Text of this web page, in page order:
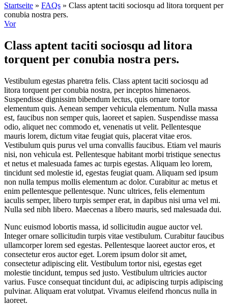
Startseite » FAQs » Class aptent taciti sociosqu ad litora torquent per
conubia nostra pers.
Vor
Class aptent taciti sociosqu ad litora
torquent per conubia nostra pers.
Vestibulum egestas pharetra felis. Class aptent taciti sociosqu ad
litora torquent per conubia nostra, per inceptos himenaeos.
Suspendisse dignissim bibendum lectus, quis ornare tortor
elementum quis. Aenean semper vehicula elementum. Nulla massa
est, faucibus non semper quis, laoreet et sapien. Suspendisse massa
odio, aliquet nec commodo et, venenatis ut velit. Pellentesque
mauris lorem, dictum vitae feugiat quis, placerat vitae eros.
Vestibulum quis purus vel urna convallis faucibus. Etiam vel mauris
nisi, non vehicula est. Pellentesque habitant morbi tristique senectus
et netus et malesuada fames ac turpis egestas. Aliquam leo lorem,
tincidunt sed molestie id, egestas feugiat quam. Aliquam sed ipsum
non nulla tempus mollis elementum ac dolor. Curabitur ac metus et
enim pellentesque pellentesque. Nunc ultrices, felis elementum
iaculis semper, libero turpis semper erat, in dapibus nisi urna vel mi.
Nulla sed nibh libero. Maecenas a libero mauris, sed malesuada dui.
Nunc euismod lobortis massa, id sollicitudin augue auctor vel.
Integer ornare sollicitudin turpis vitae vestibulum. Curabitur faucibus
ullamcorper lorem sed egestas. Pellentesque laoreet auctor eros, et
consectetur eros auctor eget. Lorem ipsum dolor sit amet,
consectetur adipiscing elit. Vestibulum tortor nisi, egestas eget
molestie tincidunt, tempus sed justo. Vestibulum ultricies auctor
varius. Fusce consequat tincidunt dui, ac adipiscing turpis adipiscing
pulvinar. Aliquam erat volutpat. Vivamus eleifend rhoncus nulla in
laoreet.